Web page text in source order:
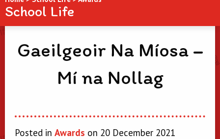
School Life
Gaeilgeoir Na Míosa –
Mí na Nollag
Posted in Awards on 20 December 2021